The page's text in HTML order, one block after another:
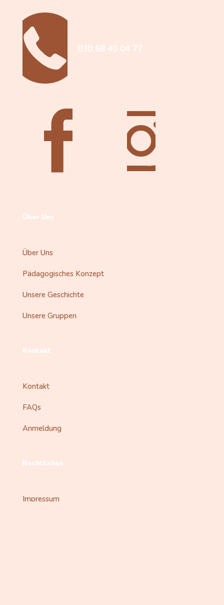
030 68 40 04 77
Über Uns
Über Uns
Pädagogisches Konzept
Unsere Geschichte
Unsere Gruppen
Kontakt
Kontakt
FAQs
Anmeldung
Rechtliches
Impressum